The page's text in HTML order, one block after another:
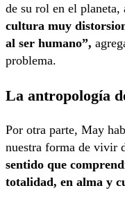
de su rol en el planeta,
cultura muy
al ser humano”,
problema.
La antropología
Por otra parte, May
nuestra forma de vivir
sentido que
totalidad, en alma y